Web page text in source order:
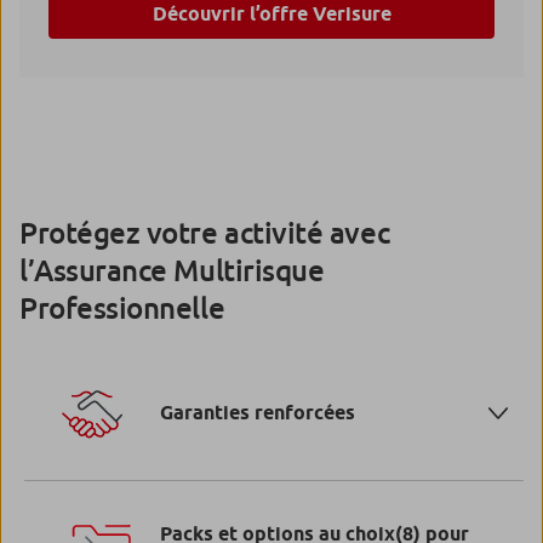
Découvrir l’offre Verisure
Protégez votre activité avec
l’Assurance Multirisque
Professionnelle
Garanties renforcées
Packs et options au choix(8) pour